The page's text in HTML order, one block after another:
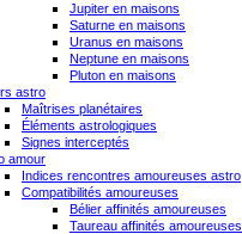
Jupiter en maisons
Saturne en maisons
Uranus en maisons
Neptune en maisons
Pluton en maisons
astro
Maîtrises planétaires
Éléments astrologiques
Signes interceptés
amour
Indices rencontres amoureuses astro
Compatibilités amoureuses
Bélier affinités amoureuses
Taureau affinités amoureuses